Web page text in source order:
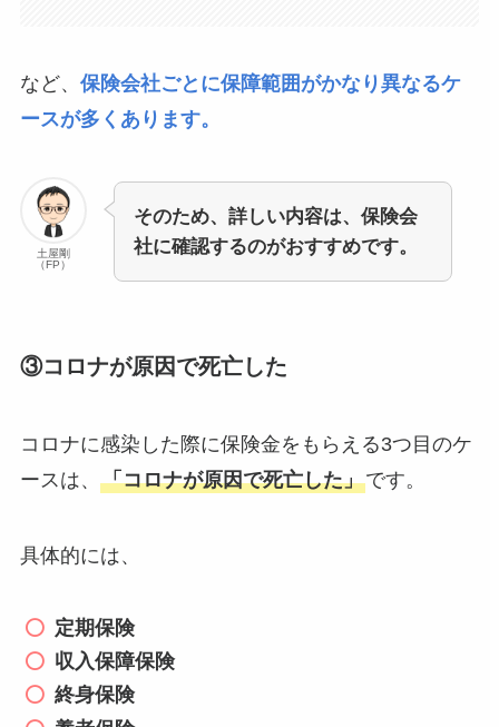
など、 保険会社ごとに保障範囲がかなり異なるケ
ースが多くあります。
土屋剛
（FP）
そのため、詳しい内容は、保険会
社に確認するのがおすすめです。
③コロナが原因で死亡した
コロナに感染した際に保険金をもらえる3つ目のケ
ースは、 「コロナが原因で死亡した」です。
具体的には、
定期保険
収入保障保険
終身保険